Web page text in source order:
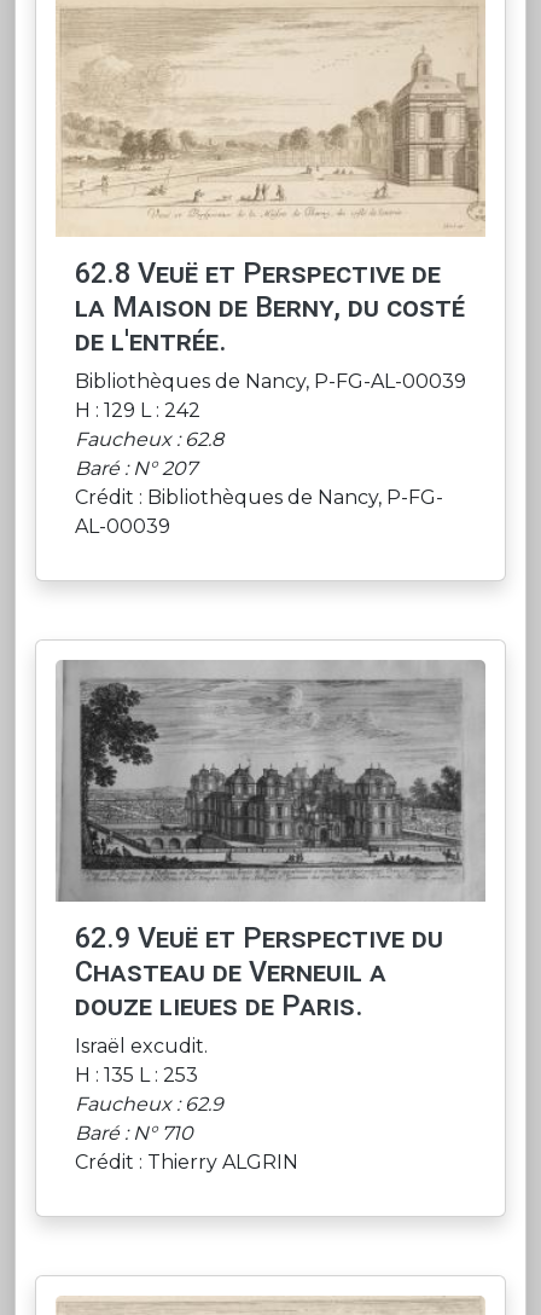
62.8 Veuë et Perspective de
la Maison de Berny, du costé
de l'entrée.
Bibliothèques de Nancy, P-FG-AL-00039
H : 129 L : 242
Faucheux : 62.8
Baré : N° 207
Crédit : Bibliothèques de Nancy, P-FG-
AL-00039
62.9 Veuë et Perspective du
Chasteau de Verneuil a
douze lieues de Paris.
Israël excudit.
H : 135 L : 253
Faucheux : 62.9
Baré : N° 710
Crédit : Thierry ALGRIN